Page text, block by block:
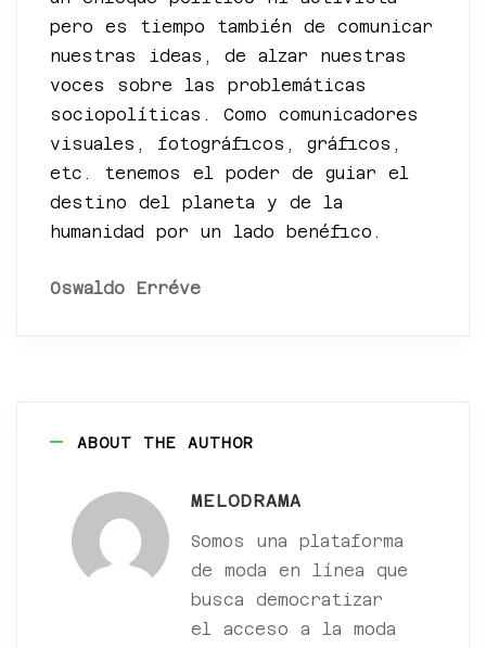
pero es tiempo también de comunicar
nuestras ideas, de alzar nuestras
voces sobre las problemáticas
sociopolíticas. Como comunicadores
visuales, fotográficos, gráficos,
etc. tenemos el poder de guiar el
destino del planeta y de la
humanidad por un lado benéfico.
Oswaldo Erréve
ABOUT THE AUTHOR
MELODRAMA
Somos una plataforma
de moda en línea que
busca democratizar
el acceso a la moda